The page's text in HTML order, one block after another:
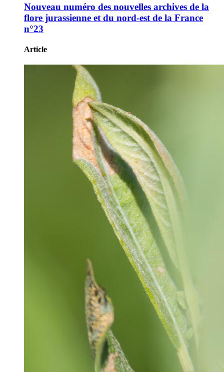
Nouveau numéro des nouvelles archives de la
flore jurassienne et du nord-est de la France
n°23
Article